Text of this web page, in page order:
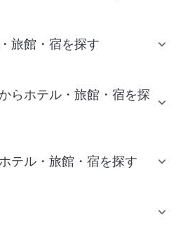
旅館・宿を探す
らホテル・旅館・宿を探
テル・旅館・宿を探す